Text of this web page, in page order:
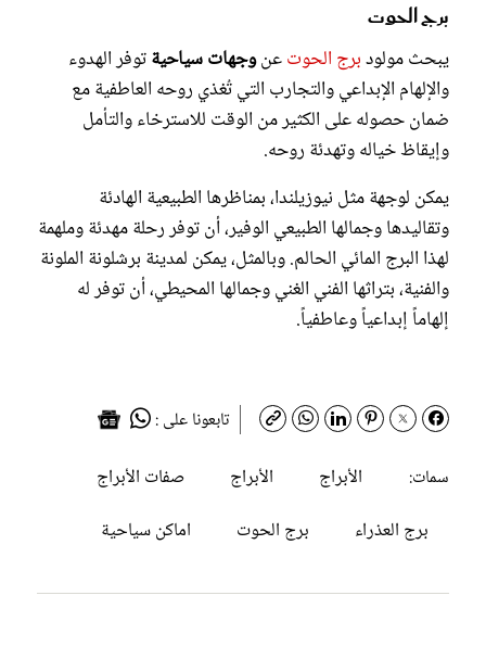
برج الحوت
يبحث مولودبرج الحوتعنوجهات سياحيةتوفر الهدوء
والإلهام الإبداعي والتجارب التي تُغذي روحه العاطفية مع
ضمان حصوله على الكثير من الوقت للاسترخاء والتأمل
وإيقاظ خياله وتهدئة روحه.
يمكن لوجهة مثل نيوزيلندا، بمناظرها الطبيعية الهادئة
وتقاليدها وجمالها الطبيعي الوفير، أن توفر رحلة مهدئة وملهمة
لهذا البرج المائي الحالم. وبالمثل، يمكن لمدينة برشلونة الملونة
والفنية، بتراثها الفني الغني وجمالها المحيطي، أن توفر له
إلهاماً إبداعياً وعاطفياً.
تابعونا على :
سمات:
الأبراج الأبراج
صفات الأبراج
برج العذراء
برج الحوت اماكن سياحية